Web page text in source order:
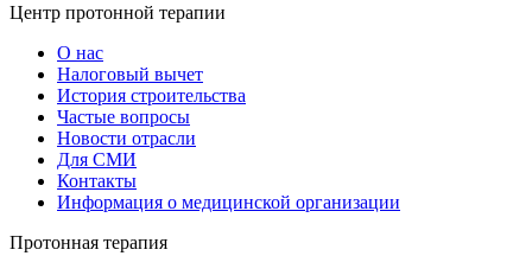
Центр протонной терапии
О нас
Налоговый вычет
История строительства
Частые вопросы
Новости отрасли
Для СМИ
Контакты
Информация о медицинской организации
Протонная терапия